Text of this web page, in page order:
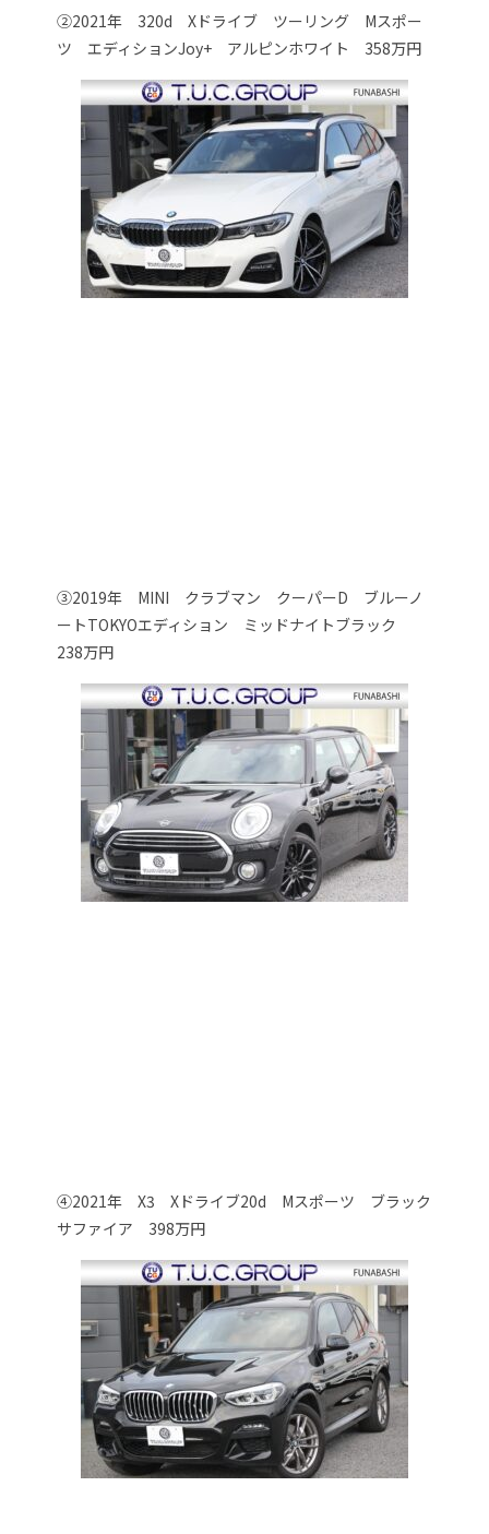
②2021年 320d Xドライブ ツーリング Mスポー
ツ エディションJoy+ アルピンホワイト 358万円
③2019年 MINI クラブマン クーパーD ブルーノ
ートTOKYOエディション ミッドナイトブラック
238万円
④2021年 X3 Xドライブ20d Mスポーツ ブラック
サファイア 398万円